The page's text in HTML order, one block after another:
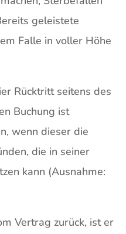
geleistete
Falle in voller Höhe
Rücktritt seitens des
Buchung ist
wenn dieser die
die in seiner
kann (Ausnahme:
Vertrag zurück, ist er